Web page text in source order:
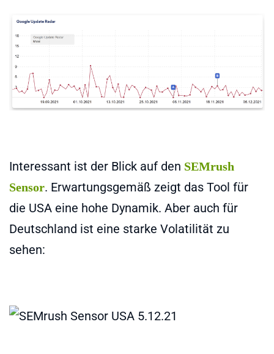
Interessant ist der Blick auf den SEMrush
Sensor. Erwartungsgemäß zeigt das Tool für
die USA eine hohe Dynamik. Aber auch für
Deutschland ist eine starke Volatilität zu
sehen: